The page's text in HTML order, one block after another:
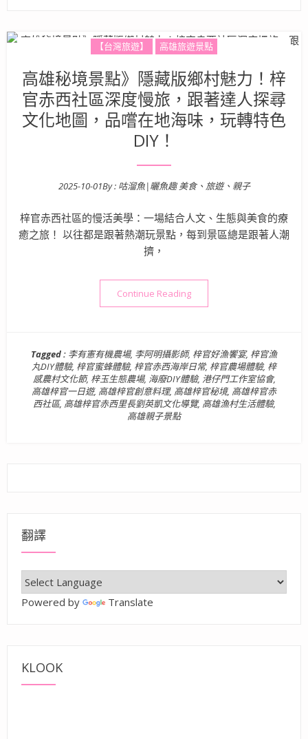
【台灣旅遊】 高雄旅遊景點
高雄秘境景點》隱藏版鄉村魅力！梓
官赤西社區深度慢旅，跟著達人探尋
文化地圖，品嚐在地海味，玩轉特色
DIY！
Posted on
2025-10-01By : 咕溜魚|曬魚趣 美食、旅遊、親子
梓官赤西社區的慢活美學：一場結合人文、生態與美食的療
癒之旅！ 以往都是跟著熱潮玩景點，每到景區總是跟著人潮
擠，
Continue Reading“高雄秘境景點》隱藏版鄉村
Tagged : 李有憲有機農場, 李阿明攝影師, 梓官好漁饗宴, 梓官漁
丸DIY體驗, 梓官蜜蜂體驗, 梓官赤西海岸日常, 梓官農場體驗, 梓
感農村文化節, 梓玉生態農場, 海廢DIY體驗, 港仔門工作室協會,
高雄梓官一日遊, 高雄梓官創意料理, 高雄梓官秘境, 高雄梓官赤
西社區, 高雄梓官赤西里長劉英凱文化導覽, 高雄漁村生活體驗,
高雄親子景點
翻譯
Powered by Translate
KLOOK